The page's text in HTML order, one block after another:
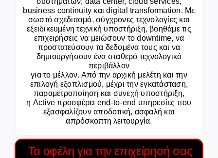
business continuity και digital transformation. Με
σωστό σχεδιασμό, σύγχρονες τεχνολογίες και
εξειδικευμένη τεχνική υποστήριξη, βοηθάμε τις
επιχειρήσεις να μειώσουν το downtime, να
προστατεύσουν τα δεδομένα τους και να
δημιουργήσουν ένα σταθερό τεχνολογικό
περιβάλλον
για το μέλλον. Από την αρχική μελέτη και την
επιλογή εξοπλισμού, μέχρι την εγκατάσταση,
παραμετροποίηση και συνεχή υποστήριξη,
η Active προσφέρει end-to-end υπηρεσίες που
εξασφαλίζουν αποδοτική, ασφαλή και
απρόσκοπτη λειτουργία.
Τα οφέλη για την επιχείρησή σας